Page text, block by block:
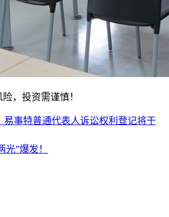
，投资需谨慎！
易事特普通代表人诉讼权利登记将于
光”爆发！